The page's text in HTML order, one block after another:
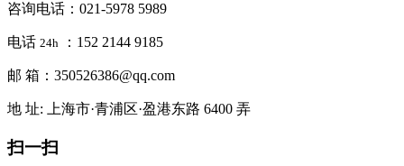
咨询电话：021-5978 5989
电话 24h ：152 2144 9185
邮 箱：350526386@qq.com
地 址: 上海市·青浦区·盈港东路 6400 弄
扫一扫